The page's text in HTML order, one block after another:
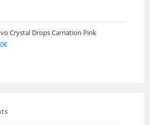
Crystal Drops Carnation Pink
€